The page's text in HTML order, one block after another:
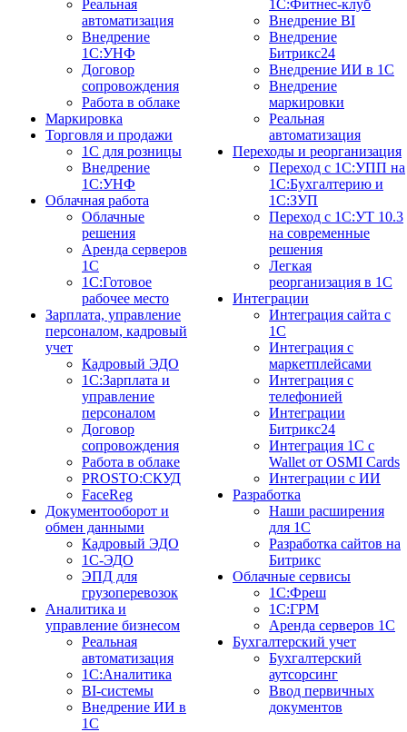
Реальная
автоматизация
Внедрение
1С:УНФ
Договор
сопровождения
Работа в облаке
Маркировка
Торговля и продажи
1С для розницы
Внедрение
1С:УНФ
Облачная работа
Облачные
решения
Аренда серверов
1С
1C:Готовое
рабочее место
Зарплата, управление
персоналом, кадровый
учет
Кадровый ЭДО
1С:Зарплата и
управление
персоналом
Договор
сопровождения
Работа в облаке
PROSTO:СКУД
FaceReg
Документооборот и
обмен данными
Кадровый ЭДО
1С-ЭДО
ЭПД для
грузоперевозок
Аналитика и
управление бизнесом
Реальная
автоматизация
1С:Аналитика
BI-системы
Внедрение ИИ в
1С
1С:Фитнес-клуб
Внедрение BI
Внедрение
Битрикс24
Внедрение ИИ в 1С
Внедрение
маркировки
Реальная
автоматизация
Переходы и реорганизация
Переход с 1С:УПП на
1С:Бухгалтерию и
1С:ЗУП
Переход с 1С:УТ 10.3
на современные
решения
Легкая
реорганизация в 1С
Интеграции
Интеграция сайта с
1С
Интеграция с
маркетплейсами
Интеграция с
телефонией
Интеграции
Битрикс24
Интеграция 1С с
Wallet от OSMI Cards
Интеграции с ИИ
Разработка
Наши расширения
для 1С
Разработка сайтов на
Битрикс
Облачные сервисы
1С:Фреш
1С:ГРМ
Аренда серверов 1С
Бухгалтерский учет
Бухгалтерский
аутсорсинг
Ввод первичных
документов